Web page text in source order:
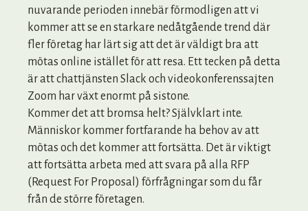
nuvarande perioden innebär förmodligen att vi
kommer att se en starkare nedåtgående trend där
fler företag har lärt sig att det är väldigt bra att
mötas online istället för att resa. Ett tecken på detta
är att chattjänsten Slack och videokonferenssajten
Zoom har växt enormt på sistone.
Kommer det att bromsa helt? Självklart inte.
Människor kommer fortfarande ha behov av att
mötas och det kommer att fortsätta. Det är viktigt
att fortsätta arbeta med att svara på alla RFP
(Request For Proposal) förfrågningar som du får
från de större företagen.